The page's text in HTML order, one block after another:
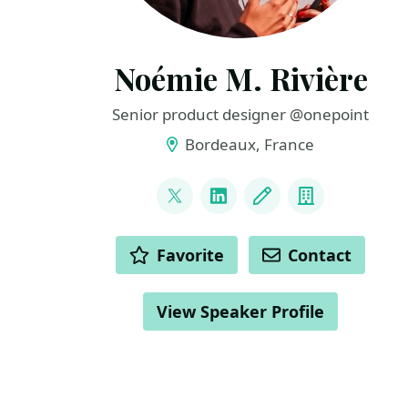
Noémie M. Rivière
Senior product designer @onepoint
Bordeaux, France
@campb_LLs
LinkedInBlog Company
ACTIONS Favorite Contact
View Speaker Profile